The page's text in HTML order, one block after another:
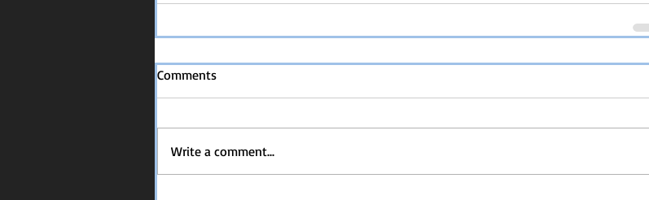
Comments
Write a comment...